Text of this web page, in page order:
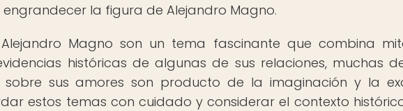
la figura de Alejandro Magno.
Magno son un tema fascinante que combina
históricas de algunas de sus relaciones, muchas
sus amores son producto de la imaginación y la
estos temas con cuidado y considerar el contexto